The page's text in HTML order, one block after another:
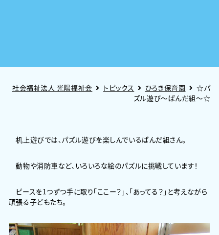
社会福祉法人 光陽福祉会 トピックス ひろき保育園
☆パ
ズル遊び～ぱんだ組～☆
机上遊びでは、パズル遊びを楽しんでいるぱんだ組さん。
動物や消防車など、いろいろな絵のパズルに挑戦しています！
ピースを1つずつ手に取り「ここー？」、「あってる？」と考えながら
頑張る子どもたち。